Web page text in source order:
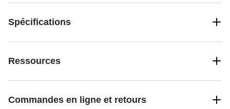
Spécifications
Ressources
Commandes en ligne et retours